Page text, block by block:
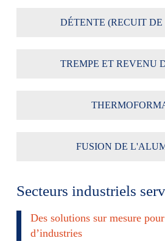
DÉTENTE (RECUIT
TREMPE ET REVENU
FUSION DE
Secteurs industriels
Des solutions sur mesure
d’industries